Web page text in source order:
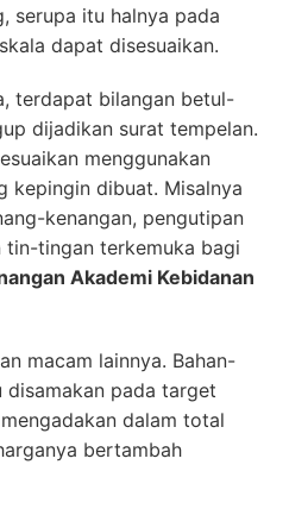
serupa itu halnya pada
dapat disesuaikan.
terdapat bilangan betul-
dijadikan surat tempelan.
menggunakan
kepingin dibuat. Misalnya
kenangan, pengutipan
tingan terkemuka bagi
Akademi Kebidanan
macam lainnya. Bahan-
disamakan pada target
dalam total
bertambah